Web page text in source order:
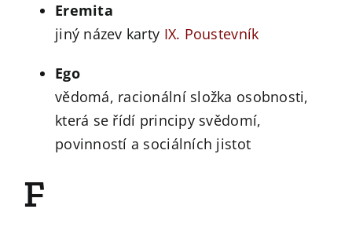
Eremita
jiný název karty IX. Poustevník
Ego
vědomá, racionální složka osobnosti,
která se řídí principy svědomí,
povinností a sociálních jistot
F